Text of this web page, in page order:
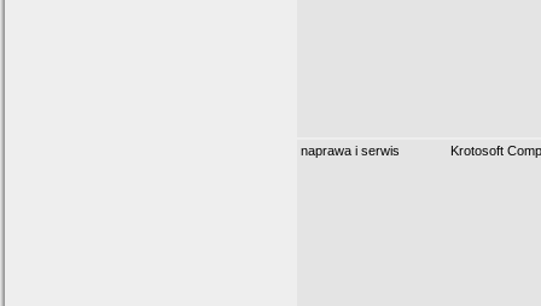
naprawa i serwis Krotosoft